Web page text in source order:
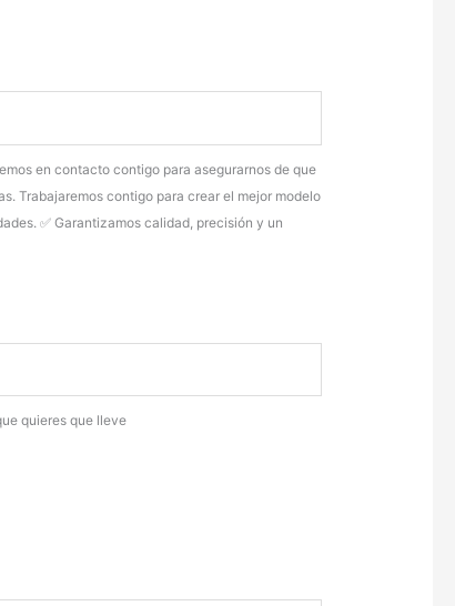
en contacto contigo para asegurarnos de que
Trabajaremos contigo para crear el mejor modelo
✅ Garantizamos calidad, precisión y un
quieres que lleve